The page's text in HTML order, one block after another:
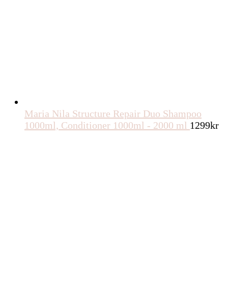
Maria Nila Structure Repair Duo Shampoo
1000ml, Conditioner 1000ml - 2000 ml 1299kr